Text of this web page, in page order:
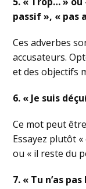
passif », « pas
Ces adverbes
accusateurs.
et des objectifs
6. « Je suis
Ce mot peut
Essayez plutôt
ou « il reste du
7. « Tu n’as